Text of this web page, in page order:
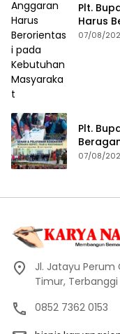
Plt.
Harus
07/08/
Plt.
07/08/
Jl. Jatayu Perum
Timur,
0852 7362 0153